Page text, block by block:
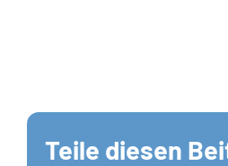
Teile diesen